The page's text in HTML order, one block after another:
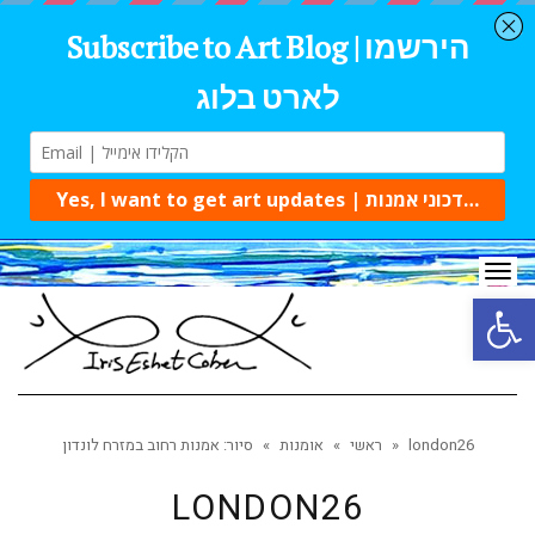
ראשי » אומנות » סיור: אמנות רחוב במזרח לונדון » london26
LONDON26